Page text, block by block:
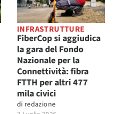
INFRASTRUTTURE
FiberCop si aggiudica
la gara del Fondo
Nazionale per la
Connettività: fibra
FTTH per altri 477
mila civici
di redazione